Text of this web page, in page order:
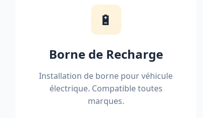
🔋
Borne de Recharge
Installation de borne pour véhicule
électrique. Compatible toutes
marques.